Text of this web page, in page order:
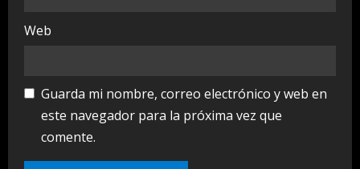
Web
Guarda mi nombre, correo electrónico y web en
este navegador para la próxima vez que
comente.